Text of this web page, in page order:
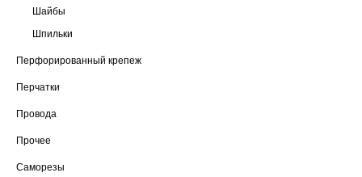
Шайбы
Шпильки
Перфорированный крепеж
Перчатки
Провода
Прочее
Саморезы